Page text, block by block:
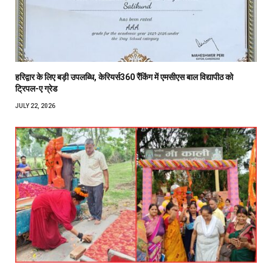
हरिद्वार के लिए बड़ी उपलब्धि, केरियर्स360 रैंकिंग में एमसीएस बाल विद्यापीठ को
ट्रिपल-ए ग्रेड
JULY 22, 2026